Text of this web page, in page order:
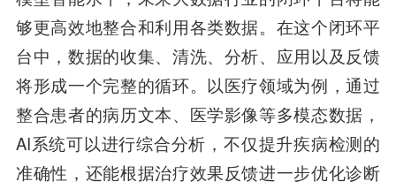
够更高效地整合和利用各类数据。在这个闭环平
台中，数据的收集、清洗、分析、应用以及反馈
将形成一个完整的循环。以医疗领域为例，通过
整合患者的病历文本、医学影像等多模态数据，
AI系统可以进行综合分析，不仅提升疾病检测的
准确性，还能根据治疗效果反馈进一步优化诊断